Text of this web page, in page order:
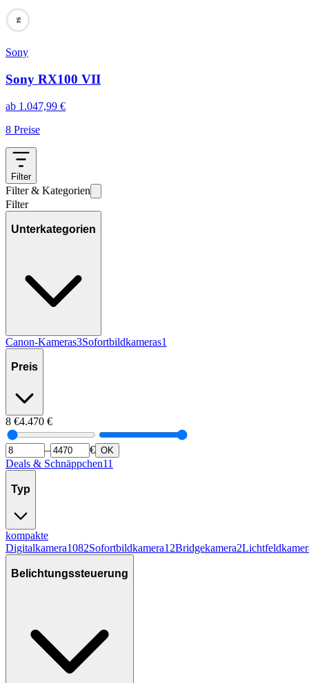
94
Sony
Sony RX100 VII
ab 1.047,99 €
8 Preise
Filter
Filter & Kategorien
Filter
Unterkategorien
Canon-Kameras3Sofortbildkameras1
Preis
8 €4.470 €
– € OK
Deals & Schnäppchen11
Typ
kompakte
Digitalkamera1082Sofortbildkamera12Bridgekamera2
Belichtungssteuerung